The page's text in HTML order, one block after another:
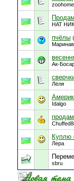
zoohome
НАТ НИК
пчёлы (
Ак-
Лёля
Idalgo
Куплю
Лера
sbru